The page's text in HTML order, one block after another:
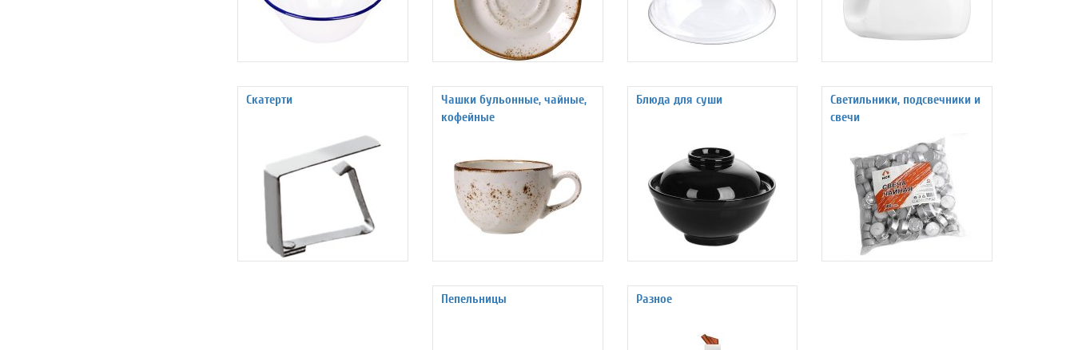
Скатерти
Чашки бульонные, чайные,
кофейные
Блюда для суши
Светильники, подсвечники и
свечи
Пепельницы Разное